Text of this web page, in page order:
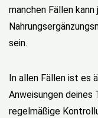
manchen Fällen
sein.
In allen Fällen ist es
Anweisungen deines
regelmäßige